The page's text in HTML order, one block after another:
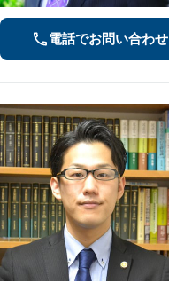
電話でお問い合わせ